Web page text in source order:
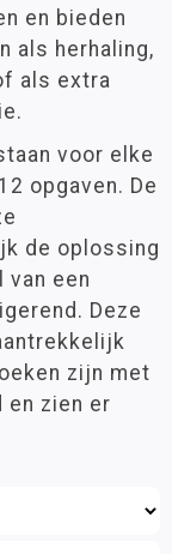
en bieden
als herhaling,
als extra
voor elke
opgaven. De
de oplossing
van een
Deze
zijn met
zien er